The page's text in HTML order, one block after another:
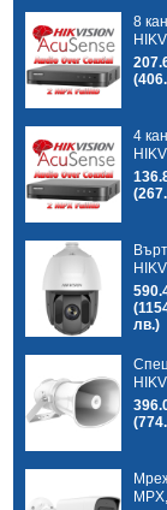
8
4
лв.)